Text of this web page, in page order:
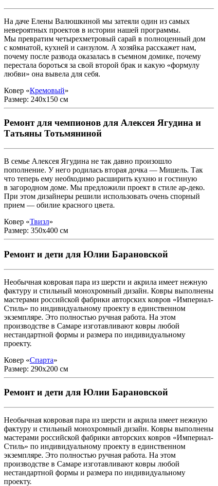
На даче Елены Валюшкиной мы затеяли один из самых
невероятных проектов в истории нашей программы.
Мы превратим четырехметровый сарай в полноценный дом
с комнатой, кухней и санзулом. А хозяйка расскажет нам,
почему после развода оказалась в съемном домике, почему
перестала бороться за свой второй брак и какую «формулу
любви» она вывела для себя.
Ковер «Кремовый»
Размер: 240x150 см
Ремонт для чемпионов для Алексея Ягудина и
Татьяны Тотьмяниной
В семье Алексея Ягудина не так давно произошло
пополнение. У него родилась вторая дочка — Мишель. Так
что теперь ему необходимо расширить кухню и гостиную
в загородном доме. Мы предложили проект в стиле ар-деко.
При этом дизайнеры решили использовать очень спорный
прием — обилие красного цвета.
Ковер «Твизл»
Размер: 350x400 см
Ремонт и дети для Юлии Барановской
Необычная ковровая пара из шерсти и акрила имеет нежную
фактуру и стильный монохромный дизайн. Ковры выполнены
мастерами российской фабрики авторских ковров «Империал-
Стиль» по индивидуальному проекту в единственном
экземпляре. Это полностью ручная работа. На этом
производстве в Самаре изготавливают ковры любой
нестандартной формы и размера по индивидуальному
проекту.
Ковер «Спарта»
Размер: 290x200 см
Ремонт и дети для Юлии Барановской
Необычная ковровая пара из шерсти и акрила имеет нежную
фактуру и стильный монохромный дизайн. Ковры выполнены
мастерами российской фабрики авторских ковров «Империал-
Стиль» по индивидуальному проекту в единственном
экземпляре. Это полностью ручная работа. На этом
производстве в Самаре изготавливают ковры любой
нестандартной формы и размера по индивидуальному
проекту.